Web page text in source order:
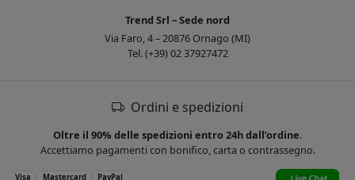
Trend Srl – Sede nord
Via Faro, 4 – 20876 Ornago (MI)
Tel. (+39) 02 37927472
Ordini e spedizioni
Oltre il 90% delle spedizioni entro 24h dall’ordine.
Accettiamo pagamenti con bonifico, carta o contrassegno.
Visa Mastercard PayPal